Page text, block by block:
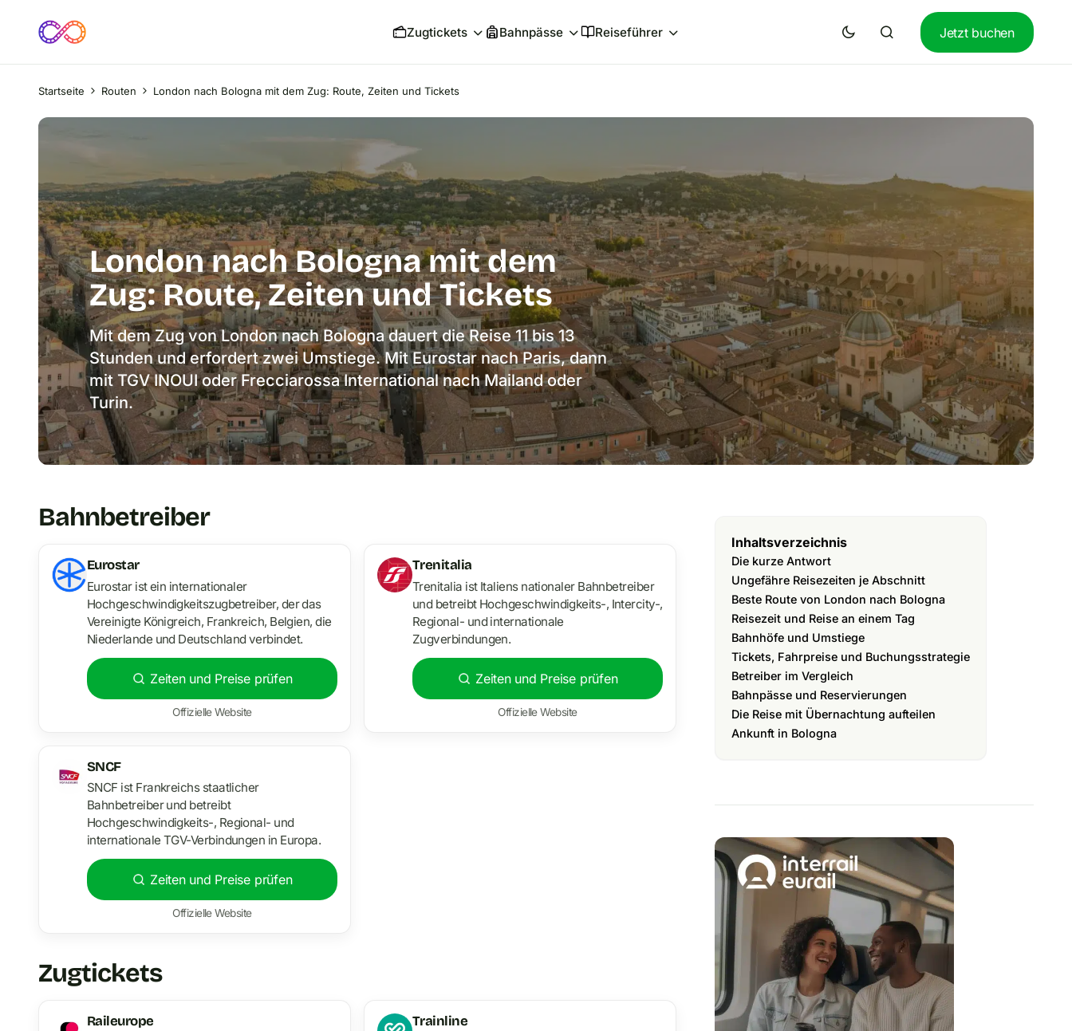
Zugtickets Bahnpässe Reiseführer Jetzt buchen
Startseite Routen London nach Bologna mit dem Zug: Route, Zeiten und Tickets
London nach Bologna mit dem
Zug: Route, Zeiten und Tickets
Mit dem Zug von London nach Bologna dauert die Reise 11 bis 13
Stunden und erfordert zwei Umstiege. Mit Eurostar nach Paris, dann
mit TGV INOUI oder Frecciarossa International nach Mailand oder
Turin.
Bahnbetreiber
Eurostar
Eurostar ist ein internationaler
Hochgeschwindigkeitszugbetreiber, der das
Vereinigte Königreich, Frankreich, Belgien, die
Niederlande und Deutschland verbindet.
Zeiten und Preise prüfen
Offizielle Website
Trenitalia
Trenitalia ist Italiens nationaler Bahnbetreiber
und betreibt Hochgeschwindigkeits-, Intercity-,
Regional- und internationale
Zugverbindungen.
Zeiten und Preise prüfen
Offizielle Website
SNCF
SNCF ist Frankreichs staatlicher
Bahnbetreiber und betreibt
Hochgeschwindigkeits-, Regional- und
internationale TGV-Verbindungen in Europa.
Zeiten und Preise prüfen
Offizielle Website
Zugtickets
Raileurope Trainline
Inhaltsverzeichnis
Die kurze Antwort
Ungefähre Reisezeiten je Abschnitt
Beste Route von London nach Bologna
Reisezeit und Reise an einem Tag
Bahnhöfe und Umstiege
Tickets, Fahrpreise und Buchungsstrategie
Betreiber im Vergleich
Bahnpässe und Reservierungen
Die Reise mit Übernachtung aufteilen
Ankunft in Bologna